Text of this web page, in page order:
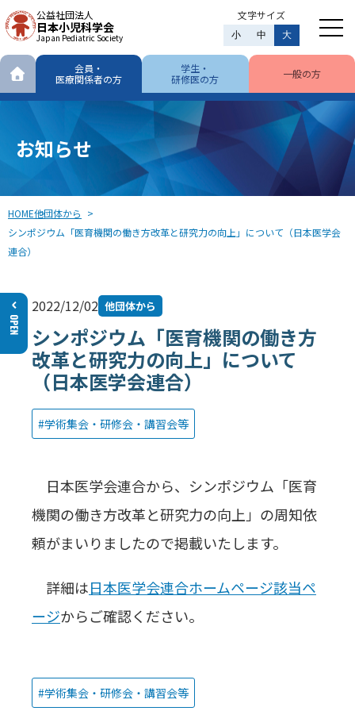
公益社団法人
日本小児科学会
Japan Pediatric Society
文字サイズ
小 中 大
会員・
医療関係者の方
学生・
研修医の方
一般の方
お知らせ
HOME他団体から
シンポジウム「医育機関の働き方改革と研究力の向上」について（日本医学会
連合）
2022/12/02 他団体から
シンポジウム「医育機関の働き方
改革と研究力の向上」について
（日本医学会連合）
学術集会・研修会・講習会等
日本医学会連合から、シンポジウム「医育
機関の働き方改革と研究力の向上」の周知依
頼がまいりましたので掲載いたします。
詳細は日本医学会連合ホームページ該当ペ
ージからご確認ください。
学術集会・研修会・講習会等